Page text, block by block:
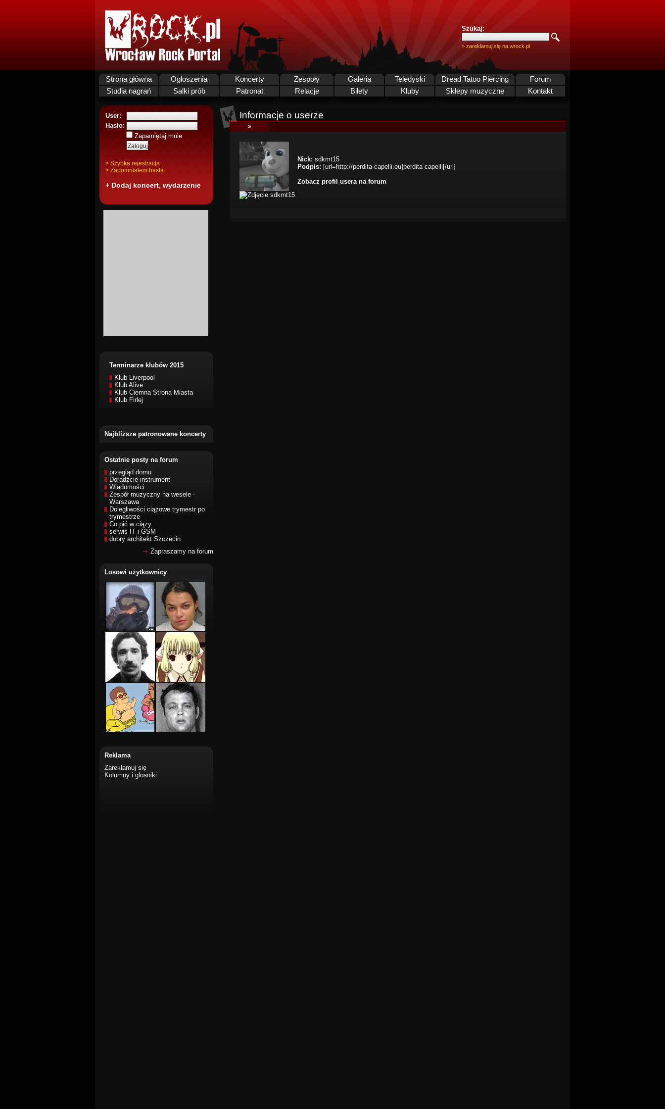
Szukaj:
> zareklamuj się na wrock.pl
Strona główna Ogłoszenia Koncerty Zespoły Galeria Teledyski Dread Tatoo Piercing
Forum
Studia nagrań
Salki prób Patronat Relacje Bilety Kluby Sklepy muzyczne Kontakt
User:
Hasło:
Zapamiętaj mnie
> Szybka rejestracja
> Zapomnialem hasla
+ Dodaj koncert, wydarzenie
Terminarze klubów 2015
Klub Liverpool
Klub Alive
Klub Ciemna Strona Miasta
Klub Firlej
Najbliższe patronowane koncerty
Ostatnie posty na forum
przegląd domu
Doradźcie instrument
Wiadomości
Zespół muzyczny na wesele -
Warszawa
Dolegliwości ciążowe trymestr po
trymestrze
Co pić w ciąży
serwis IT i GSM
dobry architekt Szczecin
Zapraszamy na forum
Losowi użytkownicy
Reklama
Zareklamuj się
Kolumny i glosniki
Informacje o userze
»
Nick: sdkmt15
Podpis: [url=http://perdita-capelli.eu]perdita capelli[/url]
Zobacz profil usera na forum